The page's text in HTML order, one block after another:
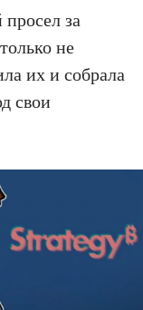
за
не
их и собрала
свои